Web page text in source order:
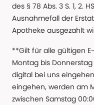
des § 78 Abs. 3 S. 1, 2.
Ausnahmefall der
Apotheke ausgezahlt
**Gilt für alle gültigen
Montag bis Donnerstag
digital bei uns
eingehen, werden am
zwischen Samstag